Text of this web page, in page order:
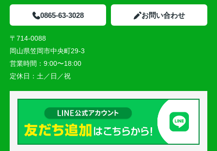
0865-63-3028 お問い合わせ
〒714-0088
岡山県笠岡市中央町29-3
営業時間： 9:00〜18:00
定休日： 土／日／祝